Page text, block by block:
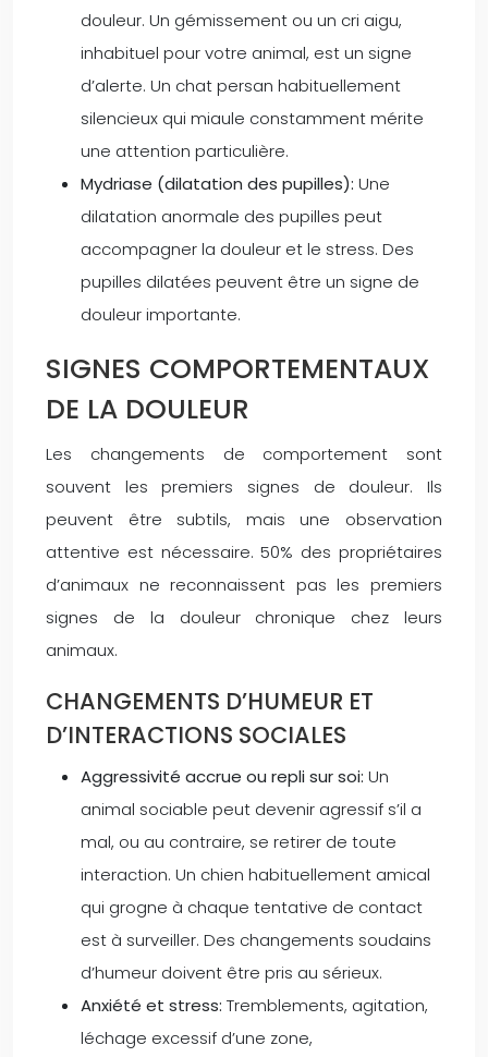
douleur. Un gémissement ou un cri aigu,
inhabituel pour votre animal, est un signe
d’alerte. Un chat persan habituellement
silencieux qui miaule constamment mérite
une attention particulière.
Mydriase (dilatation des pupilles): Une
dilatation anormale des pupilles peut
accompagner la douleur et le stress. Des
pupilles dilatées peuvent être un signe de
douleur importante.
SIGNES COMPORTEMENTAUX
DE LA DOULEUR
Les changements de comportement sont
souvent les premiers signes de douleur. Ils
peuvent être subtils, mais une observation
attentive est nécessaire. 50% des propriétaires
d’animaux ne reconnaissent pas les premiers
signes de la douleur chronique chez leurs
animaux.
CHANGEMENTS D’HUMEUR ET
D’INTERACTIONS SOCIALES
Aggressivité accrue ou repli sur soi: Un
animal sociable peut devenir agressif s’il a
mal, ou au contraire, se retirer de toute
interaction. Un chien habituellement amical
qui grogne à chaque tentative de contact
est à surveiller. Des changements soudains
d’humeur doivent être pris au sérieux.
Anxiété et stress: Tremblements, agitation,
léchage excessif d’une zone,